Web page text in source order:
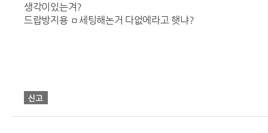
생각이있는겨?
드랍방지용 ㅁ세팅해논거 다없에라고 햇냐?